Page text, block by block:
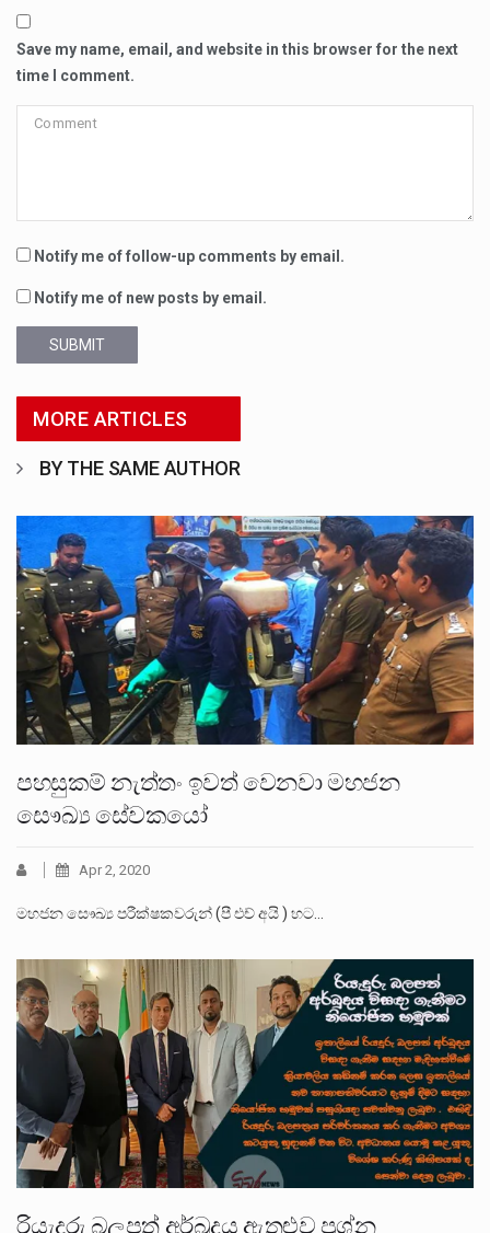
Save my name, email, and website in this browser for the next
time I comment.
Notify me of follow-up comments by email.
Notify me of new posts by email.
SUBMIT
MORE ARTICLES
BY THE SAME AUTHOR
පහසුකම් නැත්තං ඉවත් වෙනවා මහජන
සෞඛ්‍ය සේවකයෝ
Apr 2, 2020
මහජන සෞඛ්‍ය පරීක්ෂකවරුන් (පී එච් අයි ) හට…
රියැදුරු බලපත් අර්බුදය ඇතුළුව ප්‍රශ්න